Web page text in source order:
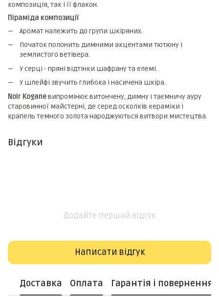
композиція, так і її флакон.
Піраміда композиції
Аромат належить до групи шкіряних.
Початок полонить димними акцентами тютюну і
землистого ветівера.
У серці - пряні відтінки шафрану та елемі.
У шлейфі звучить глибока і насичена шкіра.
Noir Koganeвипромінює витончену, димну і таємничу ауру
старовинної майстерні, де серед осколків кераміки і
крапель темного золота народжуються витвори мистецтва.
Відгуки
Додайте перший відгук
Написати відгук
Доставка Оплата Гарантія і повернення